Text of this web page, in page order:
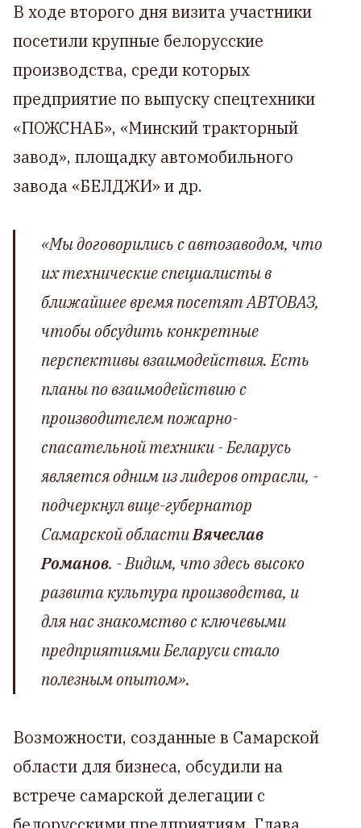
В ходе второго дня визита участники
посетили крупные белорусские
производства, среди которых
предприятие по выпуску спецтехники
«ПОЖСНАБ», «Минский тракторный
завод», площадку автомобильного
завода «БЕЛДЖИ» и др.
«Мы договорились с автозаводом, что
их технические специалисты в
ближайшее время посетят АВТОВАЗ,
чтобы обсудить конкретные
перспективы взаимодействия. Есть
планы по взаимодействию с
производителем пожарно-
спасательной техники - Беларусь
является одним из лидеров отрасли, -
подчеркнул вице-губернатор
Самарской областиВячеслав
Романов. -Видим, что здесь высоко
развита культура производства, и
для нас знакомство с ключевыми
предприятиями Беларуси стало
полезным опытом».
Возможности, созданные в Самарской
области для бизнеса, обсудили на
встрече самарской делегации с